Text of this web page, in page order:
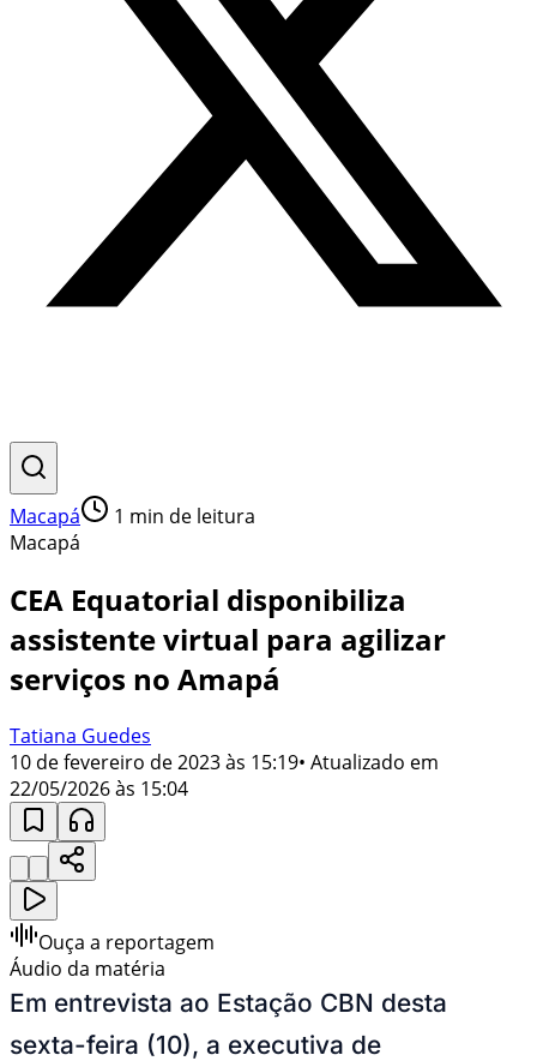
Macapá 1 min de leitura
Macapá
CEA Equatorial disponibiliza
assistente virtual para agilizar
serviços no Amapá
Tatiana Guedes
10 de fevereiro de 2023 às 15:19• Atualizado em
22/05/2026 às 15:04
Ouça a reportagem
Áudio da matéria
Em entrevista ao Estação CBN desta
sexta-feira (10), a executiva de